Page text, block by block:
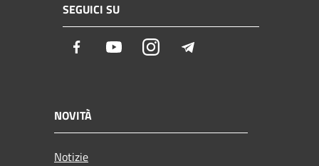
SEGUICI SU
Facebook YoutubeInstagram
NOVITÀ
Notizie